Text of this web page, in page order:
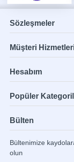
Sözleşmeler
Müşteri
Hesabım
Popüler
Bülten
Bültenimize
olun